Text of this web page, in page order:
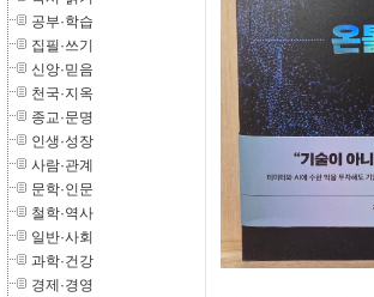
공부·학습
집필·쓰기
신앙·믿음
천국·지옥
종교·문명
인생·성장
사람·관계
문학·인문
철학·역사
일반·사회
과학·건강
경제·경영